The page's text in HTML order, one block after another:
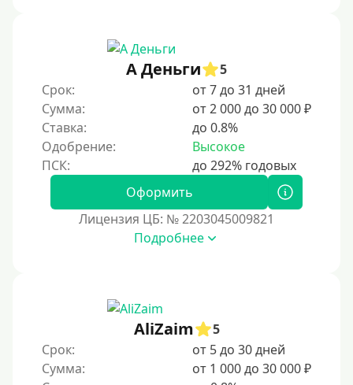
4 месяца
5 месяцев
На полгода
180 дней
5 лет
Краткосрочные
А Деньги
5
Срок:
от 7 до 31 дней
Сумма:
от 2 000 до 30 000 ₽
Ставка:
до 0.8%
Одобрение:
Высокое
Оформить
Лицензия ЦБ: № 2203045009821
Подробнее
AliZaim
5
Срок:
от 5 до 30 дней
Сумма:
от 1 000 до 30 000 ₽